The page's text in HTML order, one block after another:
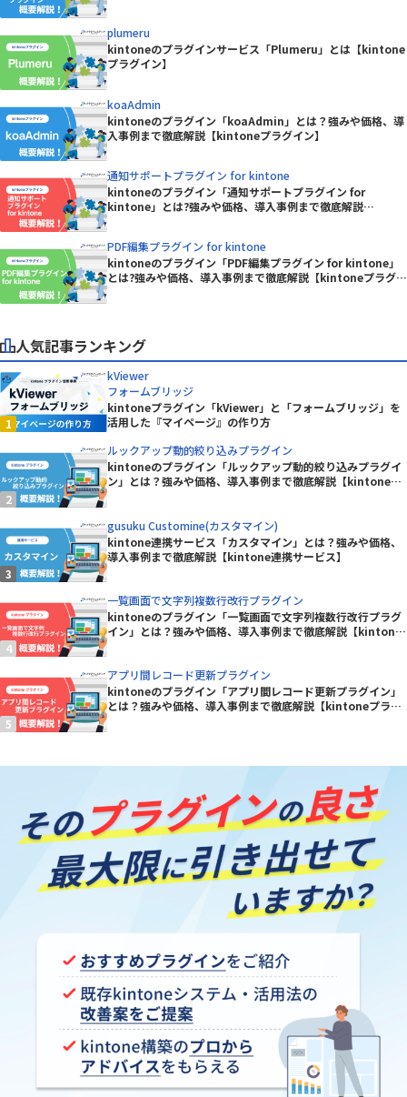
plumeru
kintoneのプラグインサービス「Plumeru」とは【kintone
プラグイン】
koaAdmin
kintoneのプラグイン「koaAdmin」とは？強みや価格、導
入事例まで徹底解説【kintoneプラグイン】
通知サポートプラグイン for kintone
kintoneのプラグイン「通知サポートプラグイン for
kintone」とは?強みや価格、導入事例まで徹底解説
PDF編集プラグイン for kintone
kintoneのプラグイン「PDF編集プラグイン for kintone」
とは?強みや価格、導入事例まで徹底解説【kintoneプラグイ
人気記事ランキング
kViewer
フォームブリッジ
kintoneプラグイン「kViewer」と「フォームブリッジ」を
活用した『マイページ』の作り方
ルックアップ動的絞り込みプラグイン
kintoneのプラグイン「ルックアップ動的絞り込みプラグイ
ン」とは？強みや価格、導入事例まで徹底解説【kintoneプ
gusuku Customine(カスタマイン)
kintone連携サービス「カスタマイン」とは？強みや価格、
導入事例まで徹底解説【kintone連携サービス】
一覧画面で文字列複数行改行プラグイン
kintoneのプラグイン「一覧画面で文字列複数行改行プラグ
イン」とは？強みや価格、導入事例まで徹底解説【kintone
アプリ間レコード更新プラグイン
kintoneのプラグイン「アプリ間レコード更新プラグイン」
とは？強みや価格、導入事例まで徹底解説【kintoneプラグ